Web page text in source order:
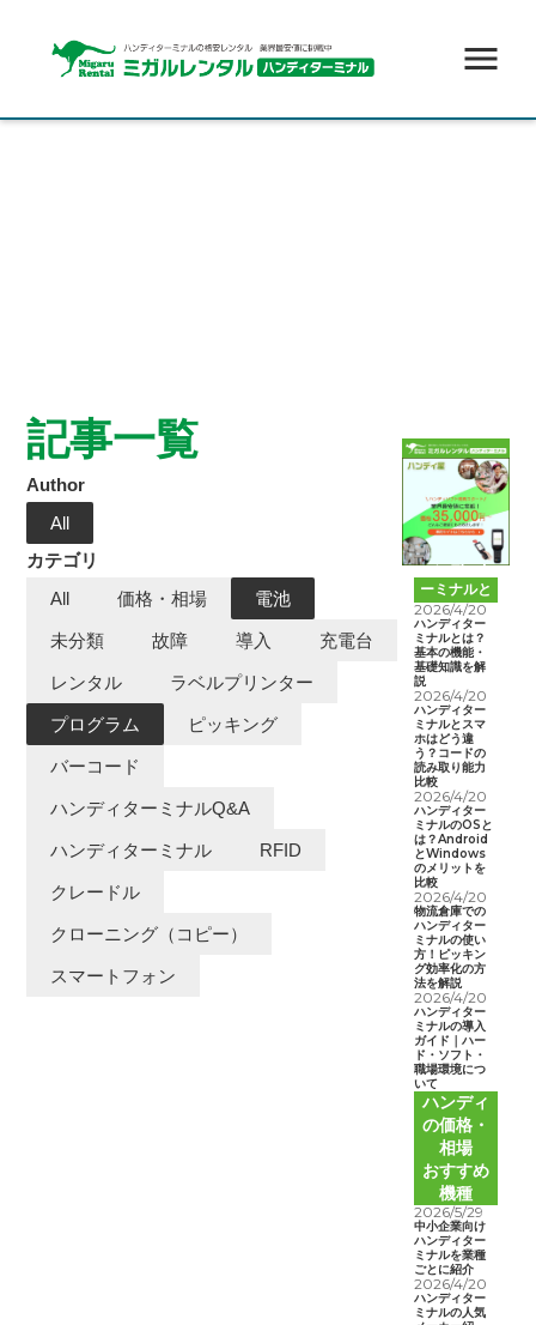
記事一覧
Author
All
カテゴリ
All
価格・相場 電池
未分類 故障 導入 充電台
レンタル ラベルプリンター
プログラム ピッキング
バーコード
ハンディターミナルQ&A
ハンディターミナル RFID
クレードル
クローニング（コピー）
スマートフォン
ハンディタ
ーミナルと
は
2026/4/20
ハンディター
ミナルとは？
基本の機能・
基礎知識を解
説
2026/4/20
ハンディター
ミナルとスマ
ホはどう違
う？コードの
読み取り能力
比較
2026/4/20
ハンディター
ミナルのOSと
は？Android
とWindows
のメリットを
比較
2026/4/20
物流倉庫での
ハンディター
ミナルの使い
方！ピッキン
グ効率化の方
法を解説
2026/4/20
ハンディター
ミナルの導入
ガイド｜ハー
ド・ソフト・
職場環境につ
いて
ハンディ
の価格・
相場
おすすめ
機種
2026/5/29
中小企業向け
ハンディター
ミナルを業種
ごとに紹介
2026/4/20
ハンディター
ミナルの人気
menu